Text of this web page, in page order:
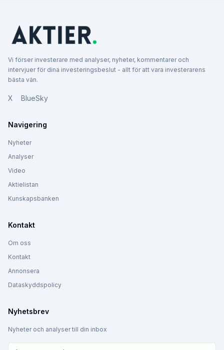
Vi förser investerare med analyser, nyheter, kommentarer och
intervjuer för dina investeringsbeslut - allt för att vara investerarens
bästa vän.
X BlueSky
Navigering
Nyheter
Analyser
Video
Aktielistan
Kunskapsbanken
Kontakt
Om oss
Kontakt
Annonsera
Dataskyddspolicy
Nyhetsbrev
Nyheter och analyser till din inbox